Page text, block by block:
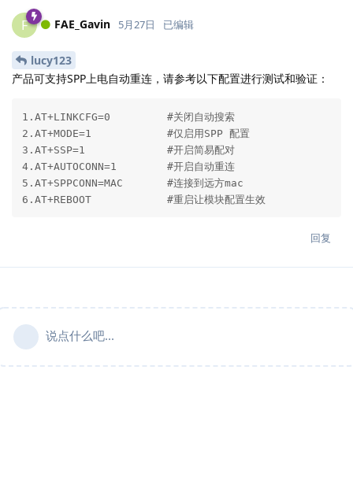
F FAE_Gavin 5月27日 已编辑
lucy123
产品可支持SPP上电自动重连，请参考以下配置进行测试和验证：
1.AT+LINKCFG=0         #关闭自动搜索
2.AT+MODE=1            #仅启用SPP 配置
3.AT+SSP=1             #开启简易配对
4.AT+AUTOCONN=1        #开启自动重连
5.AT+SPPCONN=MAC       #连接到远方mac
6.AT+REBOOT            #重启让模块配置生效
回复
说点什么吧...